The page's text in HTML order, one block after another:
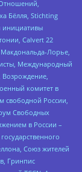
Бёлля, Stichting
инициативы
Calvert 22
Макдональда-Лорье,
Международный
Возрождение,
комитет в
свободной России,
Свободных
в России –
Союз жителей
Гринпис